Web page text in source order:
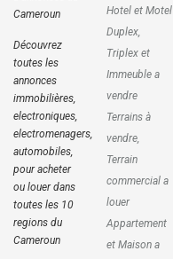
Cameroun
Découvrez
toutes les
annonces
immobilières,
electroniques,
electromenagers,
automobiles,
pour acheter
ou louer dans
toutes les 10
regions du
Cameroun
Hotel et Motel
Duplex,
Triplex et
Immeuble a
vendre
Terrains à
vendre,
Terrain
commercial a
louer
Appartement
et Maison a